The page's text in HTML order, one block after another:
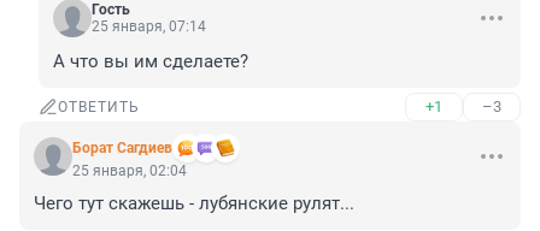
Гость
25 января, 07:14
А что вы им сделаете?
ОТВЕТИТЬ +1 –3
Борат Сaгдиев
25 января, 02:04
Чего тут скажешь - лубянские рулят...